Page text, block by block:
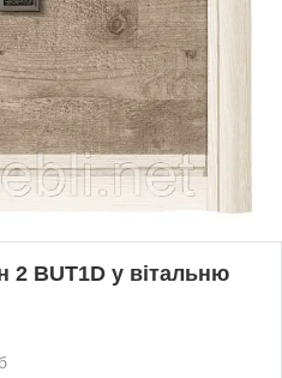
2 BUT1D у вітальню